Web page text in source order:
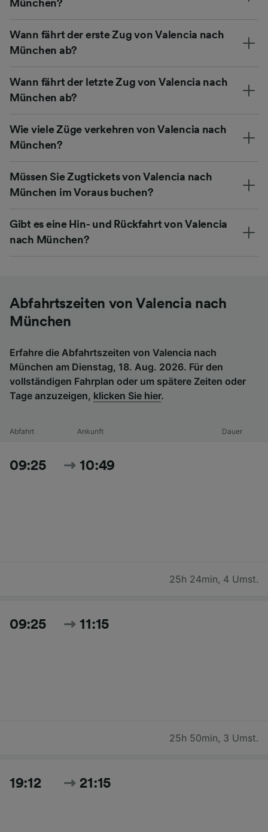
München?
Wann fährt der erste Zug von Valencia nach
München ab?
Wann fährt der letzte Zug von Valencia nach
München ab?
Wie viele Züge verkehren von Valencia nach
München?
Müssen Sie Zugtickets von Valencia nach
München im Voraus buchen?
Gibt es eine Hin- und Rückfahrt von Valencia
nach München?
Abfahrtszeiten von Valencia nach
München
Erfahre die Abfahrtszeiten von Valencia nach
München am Dienstag, 18. Aug. 2026. Für den
vollständigen Fahrplan oder um spätere Zeiten oder
Tage anzuzeigen, klicken Sie hier.
Abfahrt Ankunft Dauer
09:25 10:49
25h 24min, 4 Umst.
09:25 11:15
25h 50min, 3 Umst.
19:12 21:15